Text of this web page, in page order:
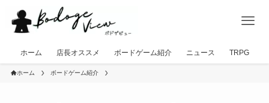
ホーム 店長オススメ ボードゲーム紹介 ニュース TRPG
ホーム ボードゲーム紹介